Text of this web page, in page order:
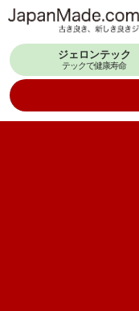
テ
ジェロンテック
テックで健康寿命